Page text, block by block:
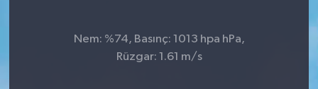
Nem: %74, Basınç: 1013 hpa hPa,
Rüzgar: 1.61 m/s